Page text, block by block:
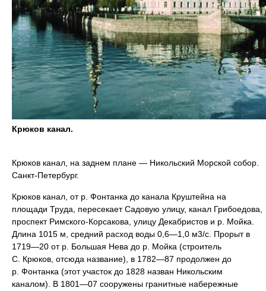
Крюков канал.
Крюков канал, на заднем плане — Никольский Морской собор.
Санкт-Петербург.
Крюков канал, от р. Фонтанка до канала Круштейна на
площади Труда, пересекает Садовую улицу, канал Грибоедова,
проспект Римского-Корсакова, улицу Декабристов и р. Мойка.
Длина 1015 м, средний расход воды 0,6—1,0 м3/с. Прорыт в
1719—20 от р. Большая Нева до р. Мойка (строитель
С. Крюков, отсюда название), в 1782—87 продолжен до
р. Фонтанка (этот участок до 1828 назван Никольским
каналом). В 1801—07 сооружены гранитные набережные